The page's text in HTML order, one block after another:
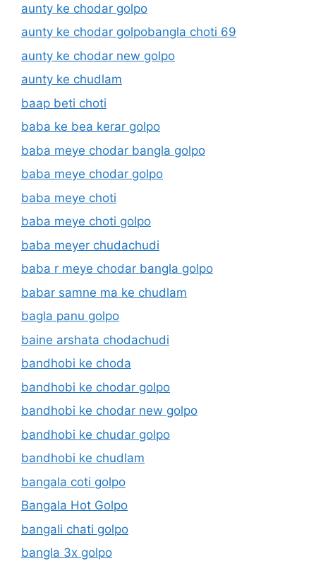
aunty ke chodar golpo
aunty ke chodar golpobangla choti 69
aunty ke chodar new golpo
aunty ke chudlam
baap beti choti
baba ke bea kerar golpo
baba meye chodar bangla golpo
baba meye chodar golpo
baba meye choti
baba meye choti golpo
baba meyer chudachudi
baba r meye chodar bangla golpo
babar samne ma ke chudlam
bagla panu golpo
baine arshata chodachudi
bandhobi ke choda
bandhobi ke chodar golpo
bandhobi ke chodar new golpo
bandhobi ke chudar golpo
bandhobi ke chudlam
bangala coti golpo
Bangala Hot Golpo
bangali chati golpo
bangla 3x golpo